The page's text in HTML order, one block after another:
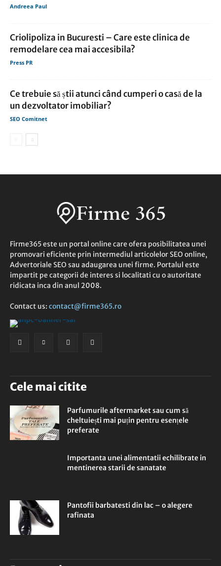
Andreea Paul
Criolipoliza in Bucuresti – Care este clinica de
remodelare cea mai accesibila?
Press PR
Ce trebuie să știi atunci când cumperi o casă de la
un dezvoltator imobiliar?
SEO Comitnet
Firme365 este un portal online care ofera posibilitatea unei
promovari eficiente prin intermediul articolelor SEO online,
Advertoriale SEO sau adaugarea unei firme. Portalul este
impartit pe categorii de interes si localitati cu o autoritate
ridicata inca din anul 2008.
Contact us: contact@firme365.ro
Cele mai citite
Parfumurile aftermarket sau cum să
cheltuiești mai puțin pentru esențele
preferate
Importanta unei alimentatii echilibrate in
mentinerea starii de sanatate
Pantofii barbatesti din lac – o alegere
rafinata